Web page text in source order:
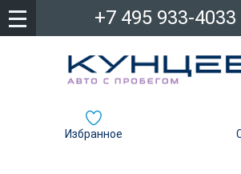
+7 495 933-4033
Избранное